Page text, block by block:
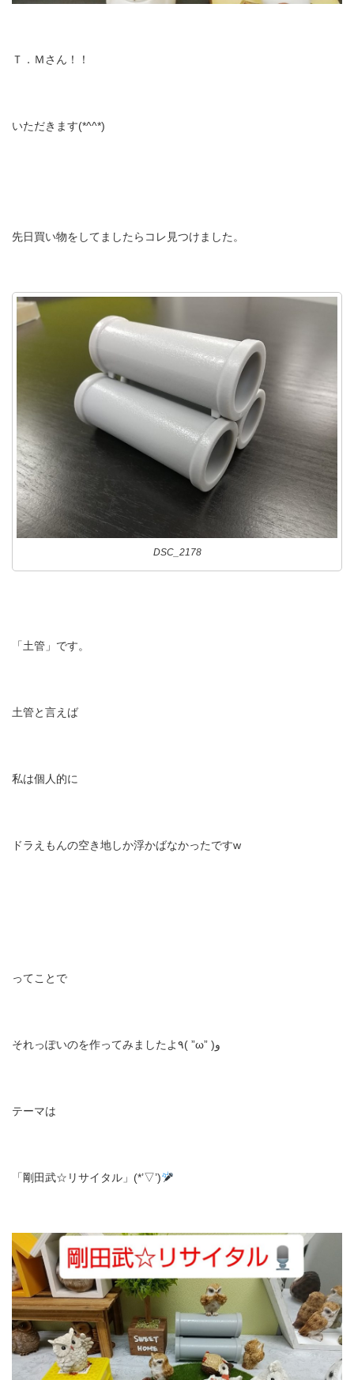
Ｔ．Ｍさん！！
いただきます(*^^*)
先日買い物をしてましたらコレ見つけました。
DSC_2178
「土管」です。
土管と言えば
私は個人的に
ドラえもんの空き地しか浮かばなかったですw
ってことで
それっぽいのを作ってみましたよ٩( ”ω” )و
テーマは
「剛田武☆リサイタル」(*’▽’)